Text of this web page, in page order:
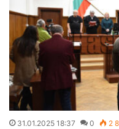
31.01.2025 18:37 0 2